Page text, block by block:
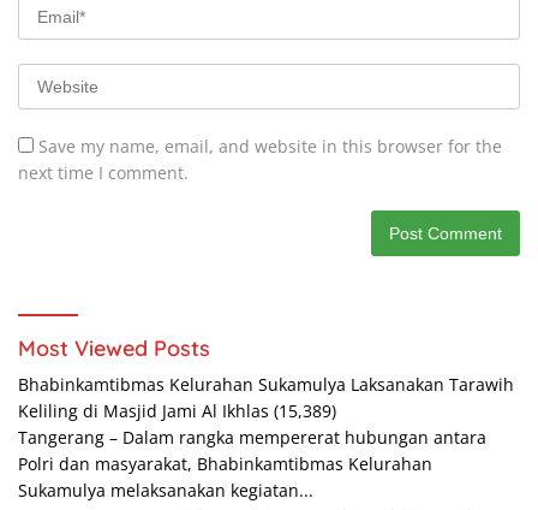
Save my name, email, and website in this browser for the
next time I comment.
Most Viewed Posts
Bhabinkamtibmas Kelurahan Sukamulya Laksanakan Tarawih
Keliling di Masjid Jami Al Ikhlas (15,389)
Tangerang – Dalam rangka mempererat hubungan antara
Polri dan masyarakat, Bhabinkamtibmas Kelurahan
Sukamulya melaksanakan kegiatan...